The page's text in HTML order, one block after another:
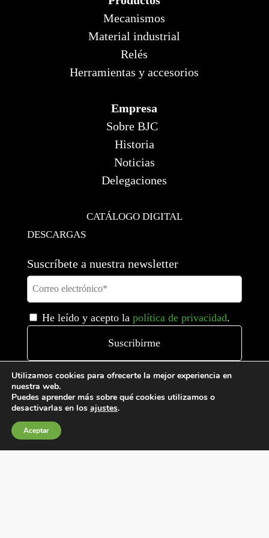
Mecanismos
Material industrial
Relés
Herramientas y accesorios
Empresa
Sobre BJC
Historia
Noticias
Delegaciones
CATÁLOGO DIGITAL
DESCARGAS
Suscríbete a nuestra newsletter
He leído y acepto la política de privacidad.
Utilizamos cookies para ofrecerte la mejor experiencia en
nuestra web.
Puedes aprender más sobre qué cookies utilizamos o
desactivarlas en los ajustes.
Aceptar